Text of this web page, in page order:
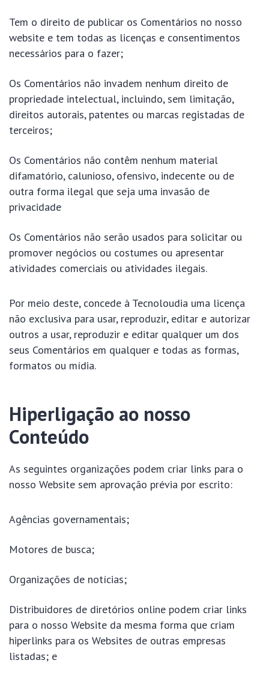
Tem o direito de publicar os Comentários no nosso
website e tem todas as licenças e consentimentos
necessários para o fazer;
Os Comentários não invadem nenhum direito de
propriedade intelectual, incluindo, sem limitação,
direitos autorais, patentes ou marcas registadas de
terceiros;
Os Comentários não contêm nenhum material
difamatório, calunioso, ofensivo, indecente ou de
outra forma ilegal que seja uma invasão de
privacidade
Os Comentários não serão usados para solicitar ou
promover negócios ou costumes ou apresentar
atividades comerciais ou atividades ilegais.
Por meio deste, concede à Tecnoloudia uma licença
não exclusiva para usar, reproduzir, editar e autorizar
outros a usar, reproduzir e editar qualquer um dos
seus Comentários em qualquer e todas as formas,
formatos ou mídia.
Hiperligação ao nosso
Conteúdo
As seguintes organizações podem criar links para o
nosso Website sem aprovação prévia por escrito:
Agências governamentais;
Motores de busca;
Organizações de notícias;
Distribuidores de diretórios online podem criar links
para o nosso Website da mesma forma que criam
hiperlinks para os Websites de outras empresas
listadas; e